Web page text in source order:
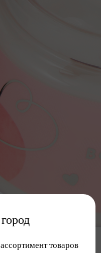
товаров